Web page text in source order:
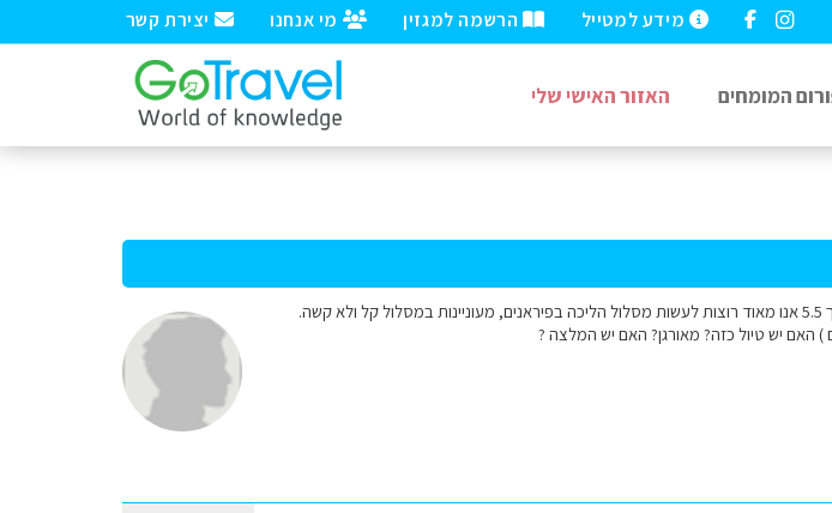
יצירת קשר מי אנחנו הרשמה למגזין מידע למטייל
המומחים האזור האישי שלי
שלום, אני ועוד חברה טסות לברצלונה מתאריך 1.5 עד תאריך 5.5 אנו מאוד רוצות לעשות מסלול הליכה בפיראנים, מעוניינות במסלול קל ולא קשה.
) האם יש טיול כזה? מאורגן? האם יש המלצה ?